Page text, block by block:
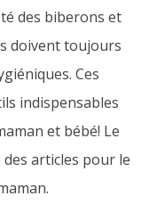
des biberons et
doivent toujours
Ces
indispensables
et bébé! Le
des articles pour le